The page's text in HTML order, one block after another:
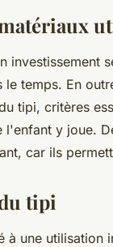
investissement
temps. En
tipi, critères
l'enfant y joue.
car ils
tipi
à une utilisation